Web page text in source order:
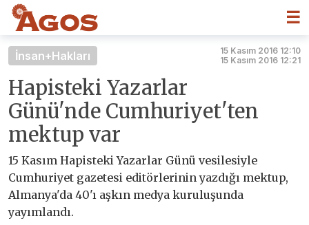
☰
İnsan+Hakları
15 Kasım 2016 12:10
15 Kasım 2016 12:21
Hapisteki Yazarlar
Günü'nde Cumhuriyet'ten
mektup var
15 Kasım Hapisteki Yazarlar Günü vesilesiyle
Cumhuriyet gazetesi editörlerinin yazdığı mektup,
Almanya'da 40'ı aşkın medya kuruluşunda
yayımlandı.